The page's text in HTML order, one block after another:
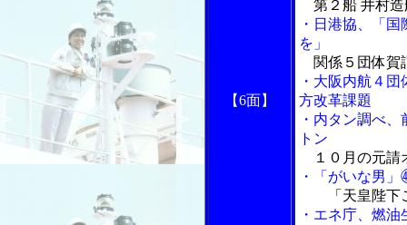
【6面】
第２船 井村造
・日港協、「
を」
関係５団体賀
・大阪内航４
方改革課題
・内タン調べ
トン
１０月の元請
・「がいな男
「天皇陛下
・エネ庁、燃